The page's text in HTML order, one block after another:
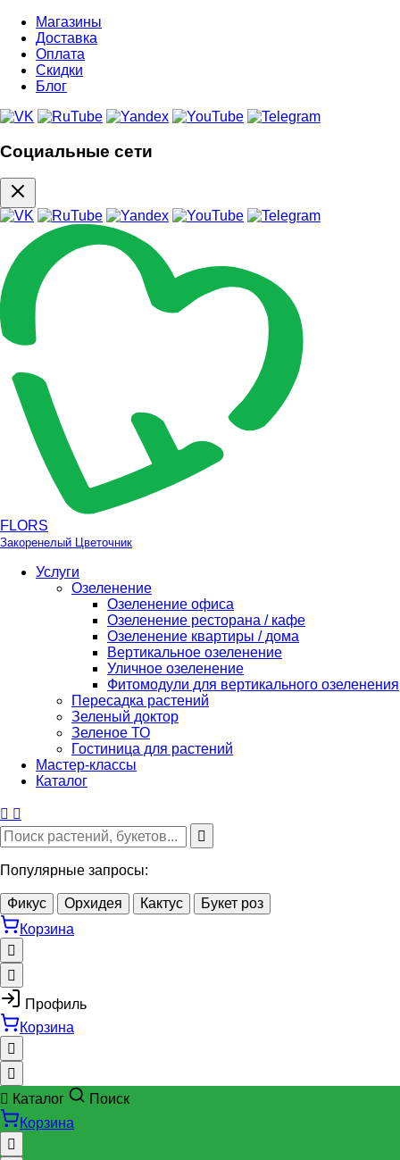
Магазины
Доставка
Оплата
Скидки
Блог
Социальные сети
FLORS
Закоренелый Цветочник
Услуги
Озеленение
Озеленение офиса
Озеленение ресторана / кафе
Озеленение квартиры / дома
Вертикальное озеленение
Уличное озеленение
Фитомодули для вертикального озеленения
Пересадка растений
Зеленый доктор
Зеленое ТО
Гостиница для растений
Мастер-классы
Каталог
Популярные запросы:
Фикус Орхидея Кактус
Букет роз
Корзина
Профиль
Корзина
Каталог
Поиск
Корзина